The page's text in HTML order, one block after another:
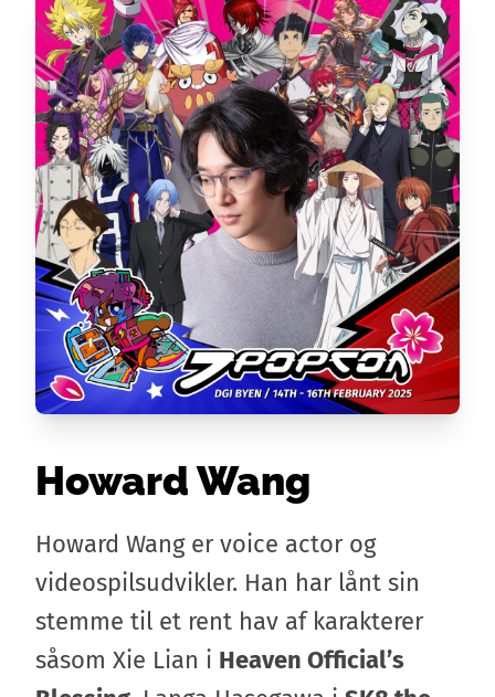
Howard Wang
Howard Wang er voice actor og
videospilsudvikler. Han har lånt sin
stemme til et rent hav af karakterer
såsom Xie Lian i Heaven Official’s